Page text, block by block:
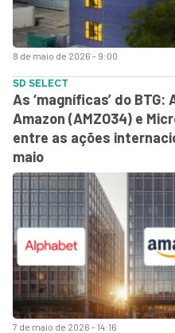
8 de maio de 2026 - 9:00
7 de maio de 2026 - 14:16
SD SELECT
As ‘magníficas’ do BTG:
Amazon (AMZO34) e
entre as ações
maio